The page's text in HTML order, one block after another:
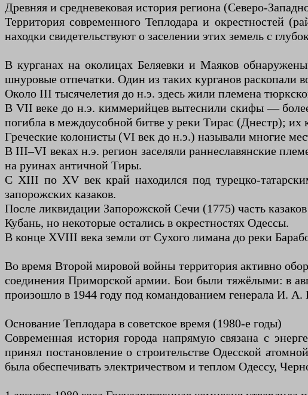
Древняя и средневековая история региона (Северо-
Территория современного Теплодара и окрестностей
находки свидетельствуют о заселении этих земель с
В курганах на околицах Беляевки и Маяков
шнуровые отпечатки. Один из таких курганов раскопали
Около III тысячелетия до н.э. здесь жили племена
В VII веке до н.э. киммерийцев вытеснили скифы —
погибла в междоусобной битве у реки Тирас (Днестр); их
Греческие колонисты (VI век до н.э.) называли многие
В III–VI веках н.э. регион заселяли раннеславянские
на руинах античной Тиры.
С XIII по XV век край находился под турецко-
запорожских казаков.
После ликвидации Запорожской Сечи (1775) часть
Кубань, но некоторые остались в окрестностях Одессы.
В конце XVIII века земли от Сухого лимана до реки
Во время Второй мировой войны территория активно
соединения Приморской армии. Бои были тяжёлыми: в
произошло в 1944 году под командованием генерала И. А.
Основание Теплодара в советское время (1980-е годы)
Современная история города напрямую связана с
принял постановление о строительстве Одесской
была обеспечивать электричеством и теплом Одессу,